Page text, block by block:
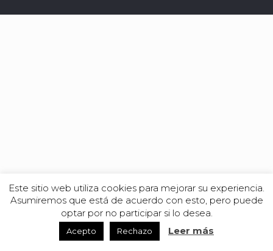
Este sitio web utiliza cookies para mejorar su experiencia.
Asumiremos que está de acuerdo con esto, pero puede
optar por no participar si lo desea.
Acepto Rechazo Leer más